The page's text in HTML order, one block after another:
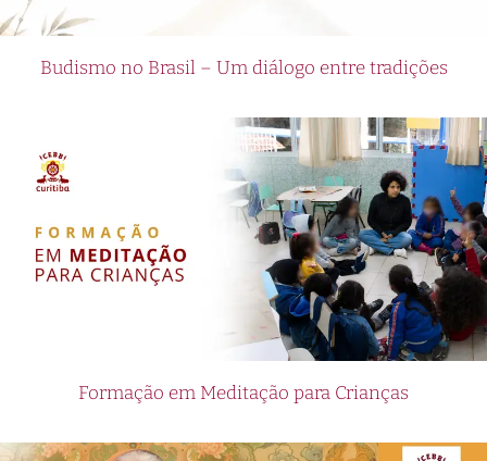
Budismo no Brasil – Um diálogo entre tradições
Formação em Meditação para Crianças